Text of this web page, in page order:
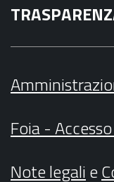
Foia -
Note legalie